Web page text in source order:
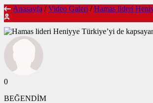
Anasayfa / Video Galeri / Hamas lideri
0
BEĞENDİM